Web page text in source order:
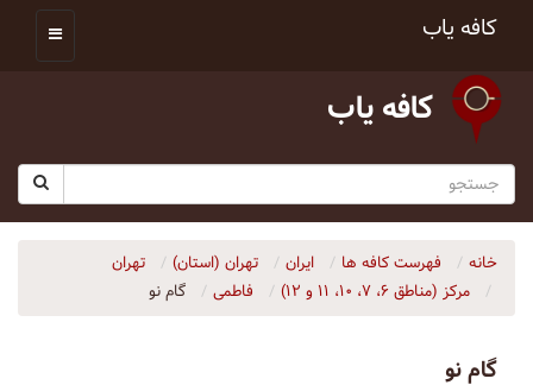
کافه یاب
کافه یاب
خانه فهرست کافه ها ایران تهران (استان)
تهران
مرکز (مناطق ۶، ۷، ۱۰، ۱۱ و ۱۲)
فاطمی گام نو
گام نو